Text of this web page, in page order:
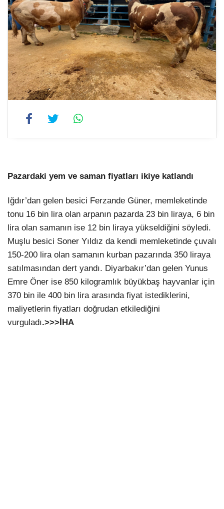
Pazardaki yem ve saman fiyatları ikiye katlandı
Iğdır’dan gelen besici Ferzande Güner, memleketinde
tonu 16 bin lira olan arpanın pazarda 23 bin liraya, 6 bin
lira olan samanın ise 12 bin liraya yükseldiğini söyledi.
Muşlu besici Soner Yıldız da kendi memleketinde çuvalı
150-200 lira olan samanın kurban pazarında 350 liraya
satılmasından dert yandı. Diyarbakır’dan gelen Yunus
Emre Öner ise 850 kilogramlık büyükbaş hayvanlar için
370 bin ile 400 bin lira arasında fiyat istediklerini,
maliyetlerin fiyatları doğrudan etkilediğini
vurguladı.>>>İHA